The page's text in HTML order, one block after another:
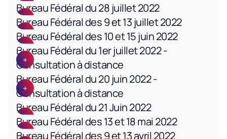
Bureau Fédéral du 28 juillet 2022
Bureau Fédéral des 9 et 13 juillet 2022
Bureau Fédéral des 10 et 15 juin 2022
Bureau Fédéral du 1er juillet 2022 -
Consultation à distance
Bureau Fédéral du 20 juin 2022 -
Consultation à distance
Bureau Fédéral du 21 Juin 2022
Bureau Fédéral des 13 et 18 mai 2022
Bureau Fédéral des 9 et 13 avril 2022